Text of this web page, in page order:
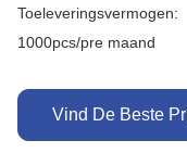
Toeleveringsvermogen:
1000pcs/pre maand
Vind De Beste